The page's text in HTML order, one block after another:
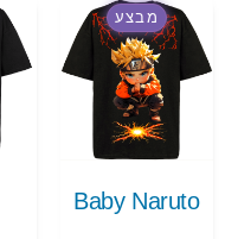
מבצע
Baby Naruto